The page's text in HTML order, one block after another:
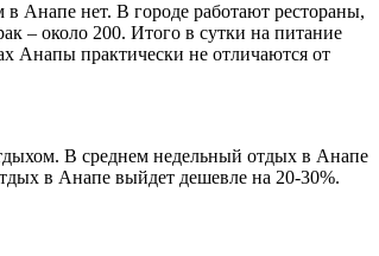
Анапе нет. В городе работают рестораны,
– около 200. Итого в сутки на питание
Анапы практически не отличаются от
В среднем недельный отдых в Анапе
в Анапе выйдет дешевле на 20-30%.